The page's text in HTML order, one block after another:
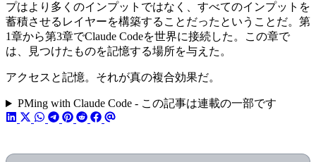
プはより多くのインプットではなく、すべてのインプットを
蓄積させるレイヤーを構築することだったということだ。第
1章から第3章でClaude Codeを世界に接続した。この章で
は、見つけたものを記憶する場所を与えた。
アクセスと記憶。それが真の複合効果だ。
PMing with Claude Code - この記事は連載の一部です